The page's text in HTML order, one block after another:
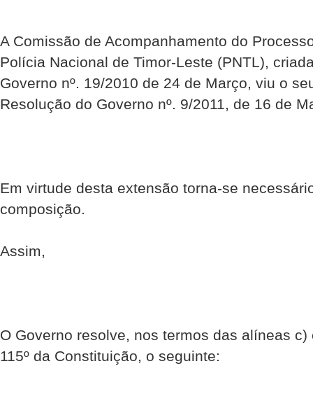
A Comissão de Acompanhamento do
Polícia Nacional de Timor-Leste (PNTL),
Governo nº. 19/2010 de 24 de Março, viu o
Resolução do Governo nº. 9/2011, de 16 de
Em virtude desta extensão torna-se
composição.
Assim,
O Governo resolve, nos termos das alíneas c)
115º da Constituição, o seguinte: